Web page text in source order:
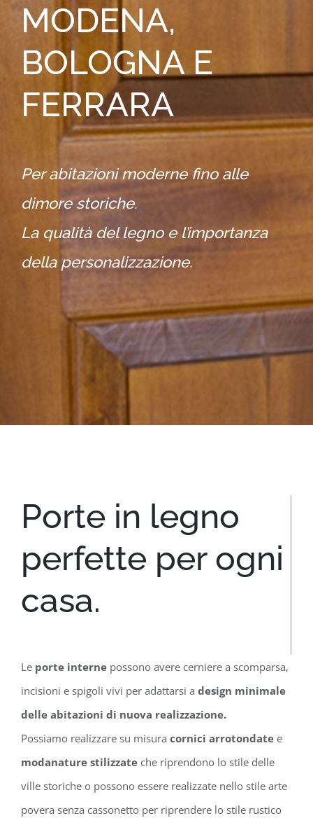
MODENA,
BOLOGNA E
FERRARA
Per abitazioni moderne fino alle
dimore storiche.
La qualità del legno e l’importanza
della personalizzazione.
Porte in legno
perfette per ogni
casa.
Le porte interne possono avere cerniere a scomparsa,
incisioni e spigoli vivi per adattarsi a design minimale
delle abitazioni di nuova realizzazione.
Possiamo realizzare su misura cornici arrotondate e
modanature stilizzate che riprendono lo stile delle
ville storiche o possono essere realizzate nello stile arte
povera senza cassonetto per riprendere lo stile rustico